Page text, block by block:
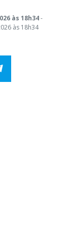
às 18h34-
às 18h34